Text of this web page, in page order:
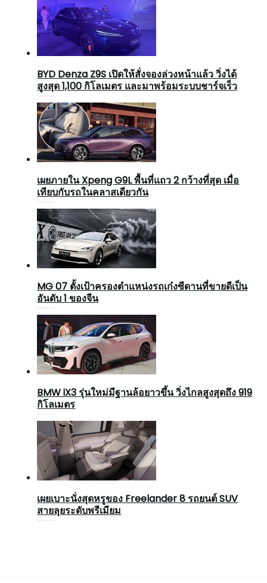
BYD Denza Z9S เปิดให้สั่งจองล่วงหน้าแล้ว วิ่งได้
สูงสุด 1,100 กิโลเมตร และมาพร้อมระบบชาร์จเร็ว
เผยภายใน Xpeng G9L พื้นที่แถว 2 กว้างที่สุด เมื่อ
เทียบกับรถในคลาสเดียวกัน
MG 07 ตั้งเป้าครองตำแหน่งรถเก๋งซีดานที่ขายดีเป็น
อันดับ 1 ของจีน
BMW iX3 รุ่นใหม่มีฐานล้อยาวขึ้น วิ่งไกลสูงสุดถึง 919
กิโลเมตร
เผยเบาะนั่งสุดหรูของ Freelander 8 รถยนต์ SUV
สายลุยระดับพรีเมียม